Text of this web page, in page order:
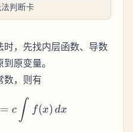
判断卡
，先找内层函数、导数
原变量。
数，则有
\int c \cdot f(x) \, dx = c
= c ∫ f(x) dx